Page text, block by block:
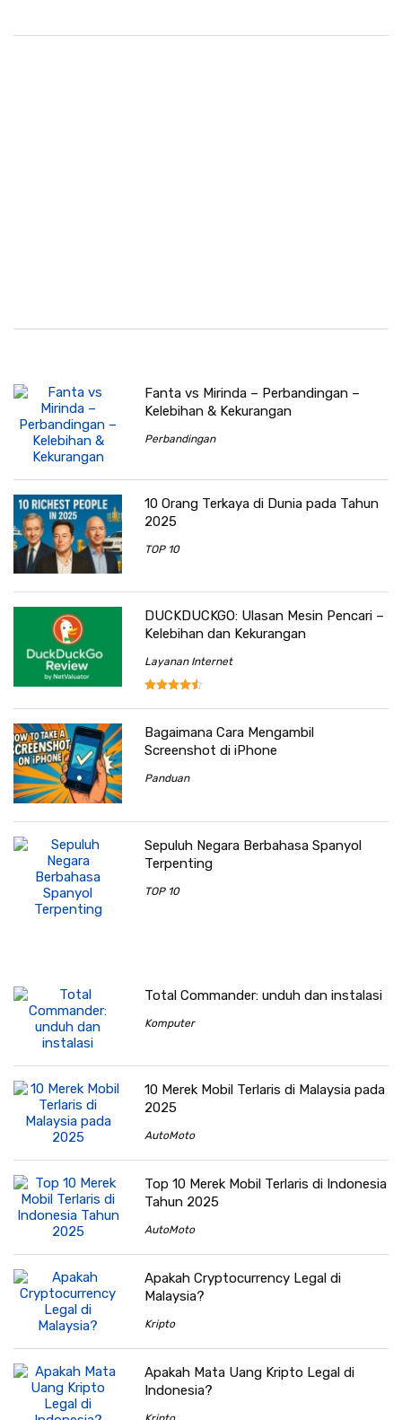
Fanta vs Mirinda – Perbandingan –
Kelebihan & Kekurangan
Perbandingan
10 Orang Terkaya di Dunia pada Tahun
2025
TOP 10
DUCKDUCKGO: Ulasan Mesin Pencari –
Kelebihan dan Kekurangan
Layanan Internet
Bagaimana Cara Mengambil
Screenshot di iPhone
Panduan
Sepuluh Negara Berbahasa Spanyol
Terpenting
TOP 10
Total Commander: unduh dan instalasi
Komputer
10 Merek Mobil Terlaris di Malaysia pada
2025
AutoMoto
Top 10 Merek Mobil Terlaris di Indonesia
Tahun 2025
AutoMoto
Apakah Cryptocurrency Legal di
Malaysia?
Kripto
Apakah Mata Uang Kripto Legal di
Indonesia?